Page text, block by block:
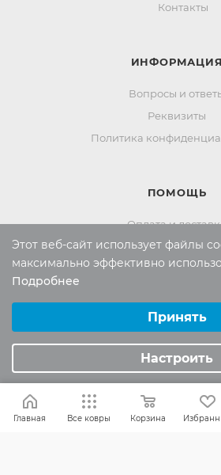
Контакты
ИНФОРМАЦИЯ
Вопросы и
Реквизиты
Политика
ПОМОЩЬ
Оплата и
Обмен и
Россия:8 (800) 101-
Москва:8 (495)
Отдел продаж:info
Тех. поддержка:support
Главная Все ковры Корзина
Этот веб-сайт использует файлы
максимально эффективно
Подробнее
Аналитические/Функциональные
Принять
Настроить